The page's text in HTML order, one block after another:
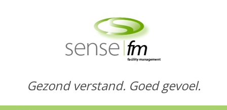
Gezond verstand. Goed gevoel.